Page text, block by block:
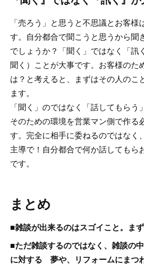
「売ろう」と思うと不思議とお客様
す。自分都合で聞こうと思うから聞
でしょうか？「聞く」ではなく「訊
聞く）ことが大事です。お客様のた
は？と考えると、まずはその人のこ
ます。
「聞く」のではなく「話してもらう
そのための環境を営業マン側で作る
す。完全に相手に委ねるのではなく
主導で！自分都合で何か話してもら
です。
まとめ
■雑談が出来るのはスゴイこと。ま
■ただ雑談するのではなく、雑談の
に対する 夢や、リフォームにまつ